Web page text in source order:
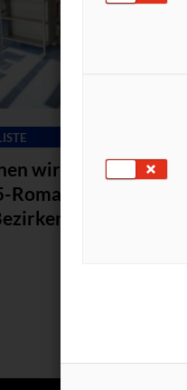
wirklich lesen.
aus den